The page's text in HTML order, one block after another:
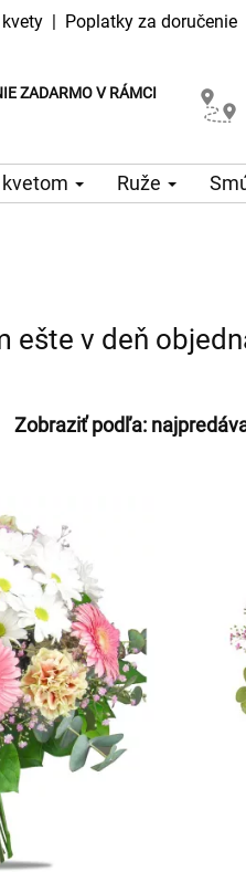
| Poplatky za doručenie
ZADARMO V RÁMCI
Ruže
ešte v deň
Zobraziť podľa: